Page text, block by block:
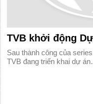
TVB khởi động
Sau thành công của
TVB đang triển khai dự